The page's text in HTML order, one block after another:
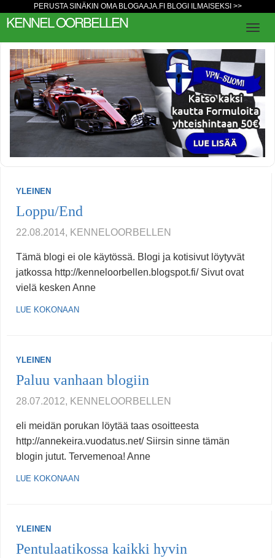
PERUSTA SINÄKIN OMA BLOGAAJA.FI BLOGI ILMAISEKSI >>
KENNEL OORBELLEN
YLEINEN
Loppu/End
22.08.2014, KENNELOORBELLEN
Tämä blogi ei ole käytössä. Blogi ja kotisivut löytyvät
jatkossa http://kenneloorbellen.blogspot.fi/ Sivut ovat
vielä kesken Anne
LUE KOKONAAN
YLEINEN
Paluu vanhaan blogiin
28.07.2012, KENNELOORBELLEN
eli meidän porukan löytää taas osoitteesta
http://annekeira.vuodatus.net/ Siirsin sinne tämän
blogin jutut. Tervemenoa! Anne
LUE KOKONAAN
YLEINEN
Pentulaatikossa kaikki hyvin